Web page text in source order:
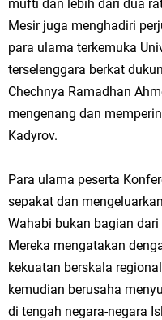
mufti dan lebih dari dua
Mesir juga menghadiri
para ulama terkemuka
terselenggara berkat
Chechnya Ramadhan
mengenang dan
Kadyrov.
Para ulama peserta
sepakat dan
Wahabi bukan bagian
Mereka mengatakan
kekuatan berskala
kemudian berusaha
di tengah negara-negara